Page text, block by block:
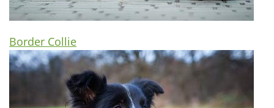
Border Collie